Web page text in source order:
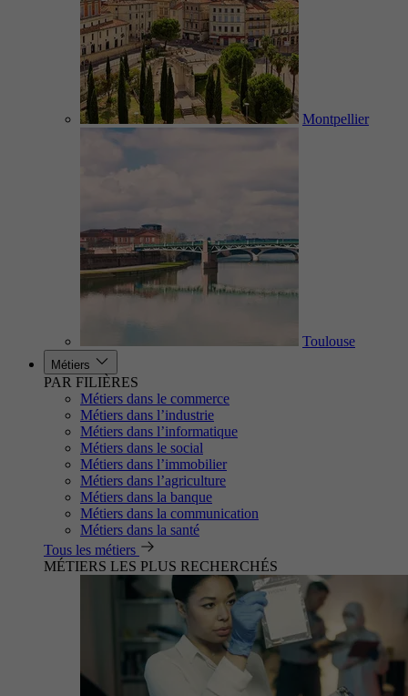
Montpellier
Toulouse
Métiers
PAR FILIÈRES
Métiers dans le commerce
Métiers dans l’industrie
Métiers dans l’informatique
Métiers dans le social
Métiers dans l’immobilier
Métiers dans l’agriculture
Métiers dans la banque
Métiers dans la communication
Métiers dans la santé
Tous les métiers
MÉTIERS LES PLUS RECHERCHÉS